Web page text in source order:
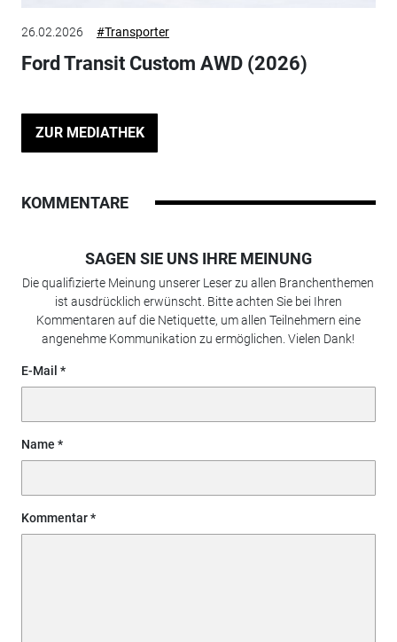
26.02.2026 #Transporter
Ford Transit Custom AWD (2026)
ZUR MEDIATHEK
KOMMENTARE
SAGEN SIE UNS IHRE MEINUNG
Die qualifizierte Meinung unserer Leser zu allen Branchenthemen
ist ausdrücklich erwünscht. Bitte achten Sie bei Ihren
Kommentaren auf die Netiquette, um allen Teilnehmern eine
angenehme Kommunikation zu ermöglichen. Vielen Dank!
E-Mail
Name
Kommentar